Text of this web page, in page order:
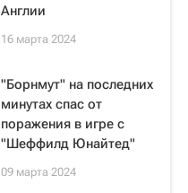
Англии
16 марта 2024
"Борнмут" на последних
минутах спас от
поражения в игре с
"Шеффилд Юнайтед"
09 марта 2024